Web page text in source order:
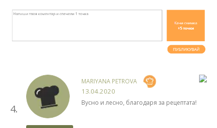
4.
MARIYANA PETROVA
13.04.2020
Вусно и лесно, благодаря за рецептата!